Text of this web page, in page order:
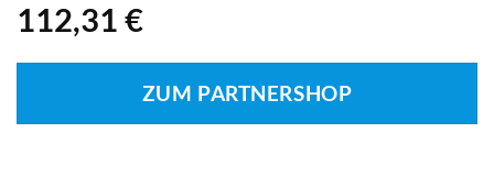
112,31 €
ZUM PARTNERSHOP